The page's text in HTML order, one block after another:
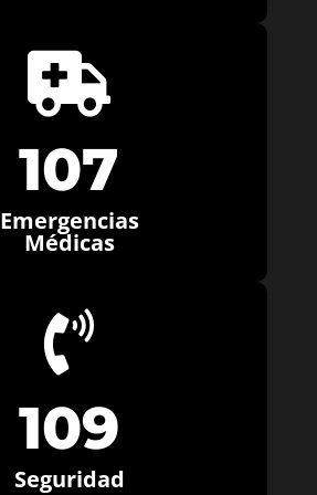

107
Emergencias
Médicas

109
Seguridad